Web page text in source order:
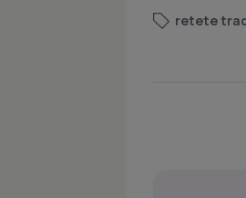
retete